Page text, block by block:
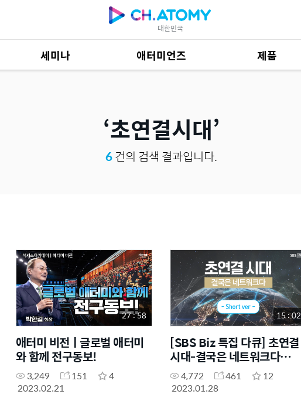
대한민국
세미나 애터미언즈 제품
제품 자료685
초연결시대
6건의 검색 결과입니다.
27 : 58
애터미 비전ㅣ글로벌 애터미
와 함께 전구동보!
3,249 151
4
2023.02.21
15 : 02
[SBS Biz 특집 다큐] 초연결
시대-결국은 네트워크다
_Short ver
4,772 461
12
2023.01.28